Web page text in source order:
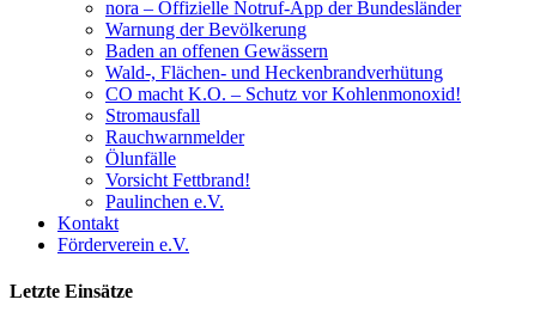
nora – Offizielle Notruf-App der Bundesländer
Warnung der Bevölkerung
Baden an offenen Gewässern
Wald-, Flächen- und Heckenbrandverhütung
CO macht K.O. – Schutz vor Kohlenmonoxid!
Stromausfall
Rauchwarnmelder
Ölunfälle
Vorsicht Fettbrand!
Paulinchen e.V.
Kontakt
Förderverein e.V.
Letzte Einsätze